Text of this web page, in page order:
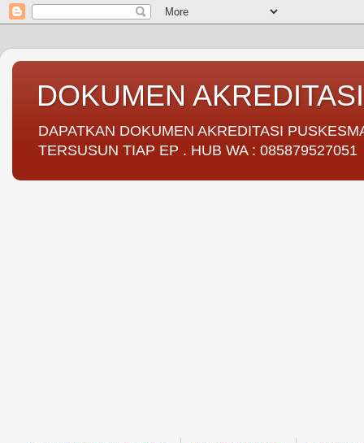
DOKUMEN
DAPATKAN DOKUMEN AKREDITASI
TERSUSUN TIAP EP . HUB WA : 085879527051